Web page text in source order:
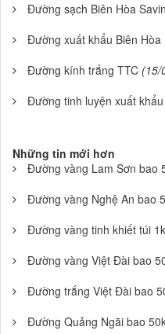
Đường sạch Biên Hòa
Đường xuất khẩu Biên Hòa
Đường kính trắng TTC (15/
Đường tinh luyện xuất
Những tin mới hơn
Đường vàng Lam Sơn bao
Đường vàng Nghệ An bao
Đường vàng tinh khiết túi
Đường vàng Việt Đài bao
Đường trắng Việt Đài bao
Đường Quảng Ngãi bao